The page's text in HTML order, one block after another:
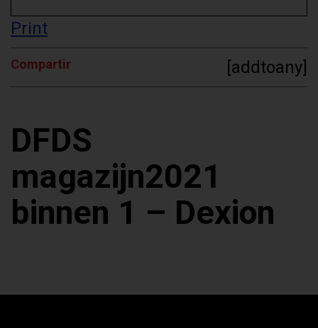
Print
Compartir [addtoany]
DFDS
magazijn2021
binnen 1 – Dexion